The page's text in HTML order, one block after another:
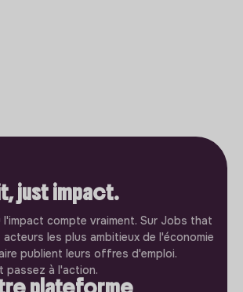
just impact.
l'impact compte vraiment. Sur Jobs that
acteurs les plus ambitieux de l'économie
publient leurs offres d'emploi.
passez à l'action.